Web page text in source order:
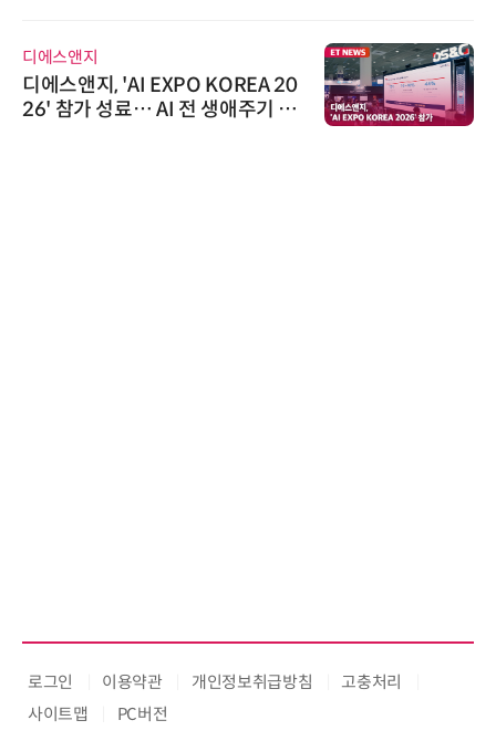
디에스앤지
디에스앤지, 'AI EXPO KOREA 20
26' 참가 성료… AI 전 생애주기 아
로그인 이용약관 개인정보취급방침
고충처리
사이트맵
PC버전